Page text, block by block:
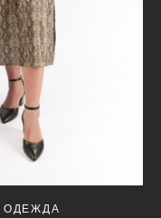
ОДЕЖДА